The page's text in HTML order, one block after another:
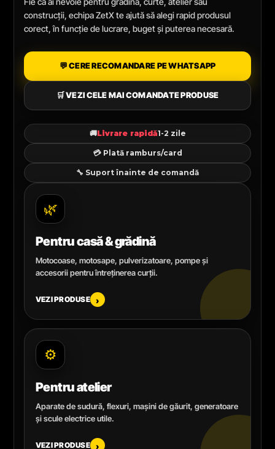
construcții, echipa ZetX te ajută să alegi rapid produsul
corect, în funcție de lucrare, buget și puterea necesară.
💬 CERE RECOMANDARE PE WHATSAPP
🛒 VEZI CELE MAI COMANDATE PRODUSE
🚚Livrare rapidă1-2 zile
💳 Plată ramburs/card
🔧 Suport înainte de comandă
🌿
Pentru casă & grădină
Motocoase, motosape, pulverizatoare, pompe și
accesorii pentru întreținerea curții.
VEZI PRODUSE ›
⚙️
Pentru atelier
Aparate de sudură, flexuri, mașini de găurit, generatoare
și scule electrice utile.
VEZI PRODUSE ›